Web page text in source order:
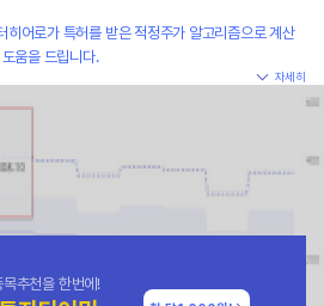
히어로가 특허를 받은 적정주가 알고리즘으로 계산
움을 드립니다.
자세히
추천을 한번에!